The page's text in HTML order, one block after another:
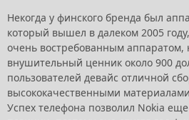
Некогда у финского бренда был
который вышел в далеком 2005
очень востребованным аппаратом,
внушительный ценник около 900
пользователей девайс отличной
высококачественными
Успех телефона позволил Nokia